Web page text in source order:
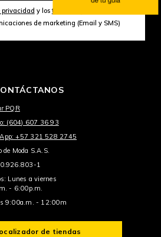
y lostérminos y condiciones
de marketing (Email y SMS)
PQR
(604) 607 36 93
+57 321 528 2745
de Moda S.A.S.
1
Lunes a viernes
- 6:00p.m.
9:00a.m. - 12:00m
de tiendas